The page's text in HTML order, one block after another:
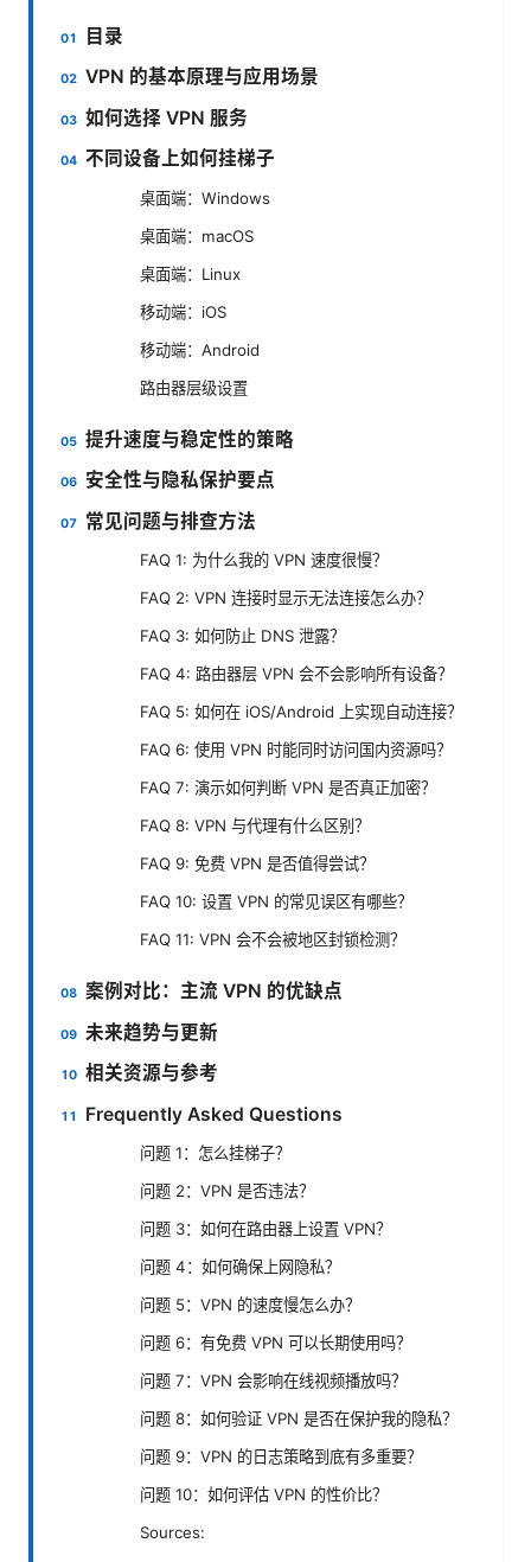
目录
VPN 的基本原理与应用场景
如何选择 VPN 服务
不同设备上如何挂梯子
桌面端：Windows
桌面端：macOS
桌面端：Linux
移动端：iOS
移动端：Android
路由器层级设置
提升速度与稳定性的策略
安全性与隐私保护要点
常见问题与排查方法
FAQ 1: 为什么我的 VPN 速度很慢？
FAQ 2: VPN 连接时显示无法连接怎么办？
FAQ 3: 如何防止 DNS 泄露？
FAQ 4: 路由器层 VPN 会不会影响所有设备？
FAQ 5: 如何在 iOS/Android 上实现自动连接？
FAQ 6: 使用 VPN 时能同时访问国内资源吗？
FAQ 7: 演示如何判断 VPN 是否真正加密？
FAQ 8: VPN 与代理有什么区别？
FAQ 9: 免费 VPN 是否值得尝试？
FAQ 10: 设置 VPN 的常见误区有哪些？
FAQ 11: VPN 会不会被地区封锁检测？
案例对比：主流 VPN 的优缺点
未来趋势与更新
相关资源与参考
Frequently Asked Questions
问题 1：怎么挂梯子？
问题 2：VPN 是否违法？
问题 3：如何在路由器上设置 VPN？
问题 4：如何确保上网隐私？
问题 5：VPN 的速度慢怎么办？
问题 6：有免费 VPN 可以长期使用吗？
问题 7：VPN 会影响在线视频播放吗？
问题 8：如何验证 VPN 是否在保护我的隐私？
问题 9：VPN 的日志策略到底有多重要？
问题 10：如何评估 VPN 的性价比？
Sources: